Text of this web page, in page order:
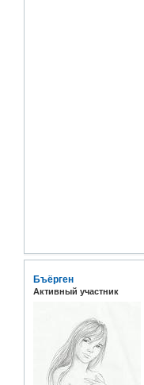
Бъёрген
Активный участник